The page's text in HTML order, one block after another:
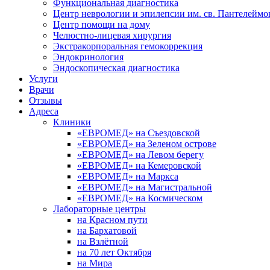
Функциональная диагностика
Центр неврологии и эпилепсии им. св.
Центр помощи на дому
Челюстно-лицевая хирургия
Экстракорпоральная гемокоррекция
Эндокринология
Эндоскопическая диагностика
Услуги
Врачи
Отзывы
Адреса
Клиники
«ЕВРОМЕД» на Съездовской
«ЕВРОМЕД» на Зеленом острове
«ЕВРОМЕД» на Левом берегу
«ЕВРОМЕД» на Кемеровской
«ЕВРОМЕД» на Маркса
«ЕВРОМЕД» на Магистральной
«ЕВРОМЕД» на Космическом
Лабораторные центры
на Красном пути
на Бархатовой
на Взлётной
на 70 лет Октября
на Мира